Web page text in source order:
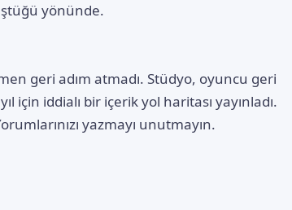
yönünde.
geri adım atmadı. Stüdyo, oyuncu geri
iddialı bir içerik yol haritası yayınladı.
yazmayı unutmayın.